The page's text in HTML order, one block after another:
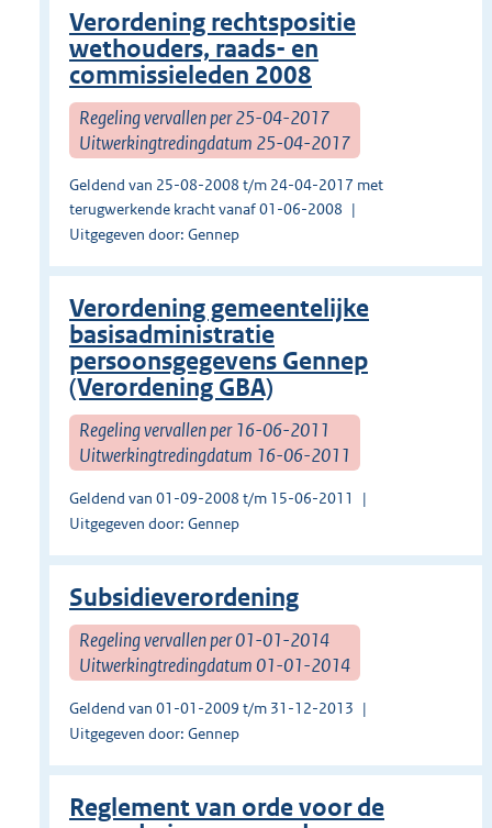
Verordening rechtspositie
wethouders, raads- en
commissieleden 2008
Regeling vervallen per 25-04-2017
Uitwerkingtredingdatum 25-04-2017
Geldend van 25-08-2008 t/m 24-04-2017 met
terugwerkende kracht vanaf 01-06-2008
Uitgegeven door: Gennep
Verordening gemeentelijke
basisadministratie
persoonsgegevens Gennep
(Verordening GBA)
Regeling vervallen per 16-06-2011
Uitwerkingtredingdatum 16-06-2011
Geldend van 01-09-2008 t/m 15-06-2011
Uitgegeven door: Gennep
Subsidieverordening
Regeling vervallen per 01-01-2014
Uitwerkingtredingdatum 01-01-2014
Geldend van 01-01-2009 t/m 31-12-2013
Uitgegeven door: Gennep
Reglement van orde voor de